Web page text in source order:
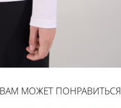
ВАМ МОЖЕТ ПОНРАВИТЬСЯ